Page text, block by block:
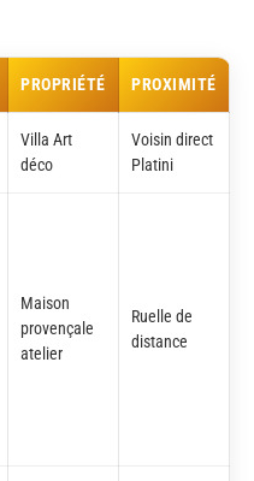
PROPRIÉTÉ PROXIMITÉ
Villa Art
déco
Voisin direct
Platini
Maison
provençale
atelier
Ruelle de
distance